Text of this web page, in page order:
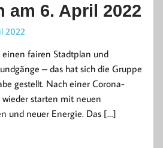
am 6. April 2022
2022
einen fairen Stadtplan und
– das hat sich die Gruppe
gestellt. Nach einer Corona-
starten mit neuen
und neuer Energie. Das […]